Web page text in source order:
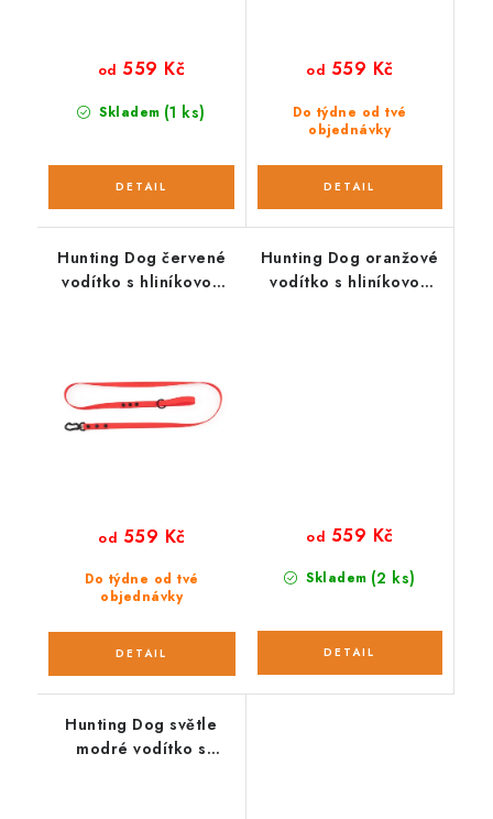
Skladem (1 ks)
od 559 Kč
Do týdne od tvé
objednávky
od 559 Kč
Hunting Dog červené
vodítko s hliníkovou
Do týdne od tvé
objednávky
od 559 Kč
Hunting Dog oranžové
vodítko s hliníkovou
Skladem (2 ks)
od 559 Kč
Hunting Dog světle
modré vodítko s